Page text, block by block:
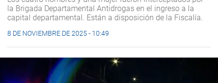
la Brigada Departamental Antidrogas en el ingreso a la
capital departamental. Están a disposición de la Fiscalía.
8 DE NOVIEMBRE DE 2025 - 10:49